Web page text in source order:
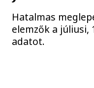
Hatalmas
elemzők a júliusi,
adatot.